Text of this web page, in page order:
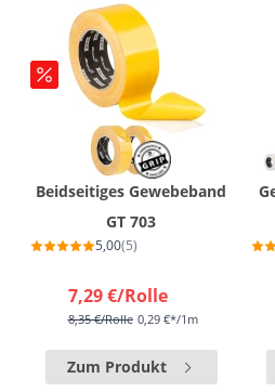
Beidseitiges Gewebeband
GT 703
5,00(5)
7,29 €/Rolle
8,35 €/Rolle 0,29 €*/1m
Zum Produkt